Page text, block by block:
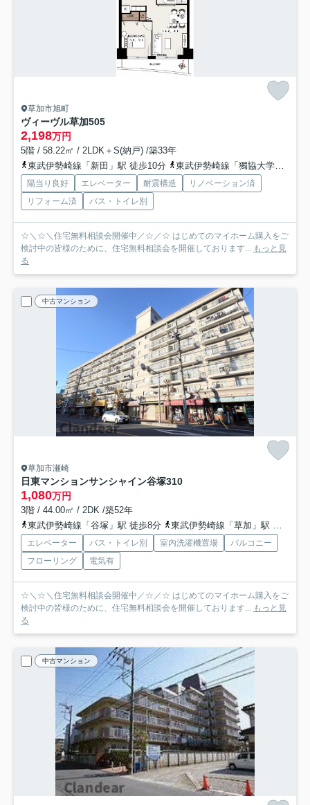
草加市旭町
ヴィーヴル草加505
2,198万円
5階 / 58.22㎡ / 2LDK＋S(納戸) /築33年
東武伊勢崎線「新田」駅 徒歩10分
東武伊勢崎線「獨協大学前」駅 徒歩14分
陽当り良好 エレベーター 耐震構造
リノベーション済
リフォーム済
バス・トイレ別
☆＼☆＼住宅無料相談会開催中／☆／☆ はじめてのマイホーム購入をご
検討中の皆様のために、住宅無料相談会を開催しております... もっと見
る
中古マンション
草加市瀬崎
日東マンションサンシャイン谷塚310
1,080万円
3階 / 44.00㎡ / 2DK /築52年
東武伊勢崎線「谷塚」駅 徒歩8分
東武伊勢崎線「草加」駅 徒歩29分
エレベーター バス・トイレ別 室内洗濯機置場
バルコニー
フローリング
電気有
☆＼☆＼住宅無料相談会開催中／☆／☆ はじめてのマイホーム購入をご
検討中の皆様のために、住宅無料相談会を開催しております... もっと見
る
中古マンション